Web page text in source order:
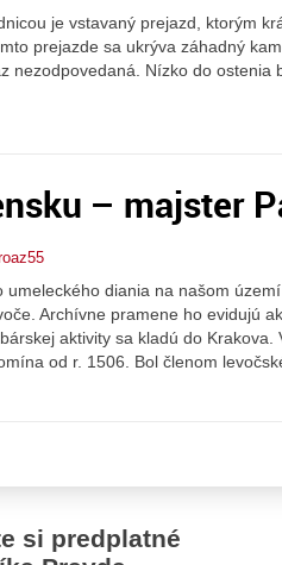
je vstavaný prejazd, ktorým
prejazde sa ukrýva záhadný
nezodpovedaná. Nízko do ostenia
– majster
umeleckého diania na našom
Archívne pramene ho evidujú
aktivity sa kladú do
od r. 1506. Bol členom
si predplatné